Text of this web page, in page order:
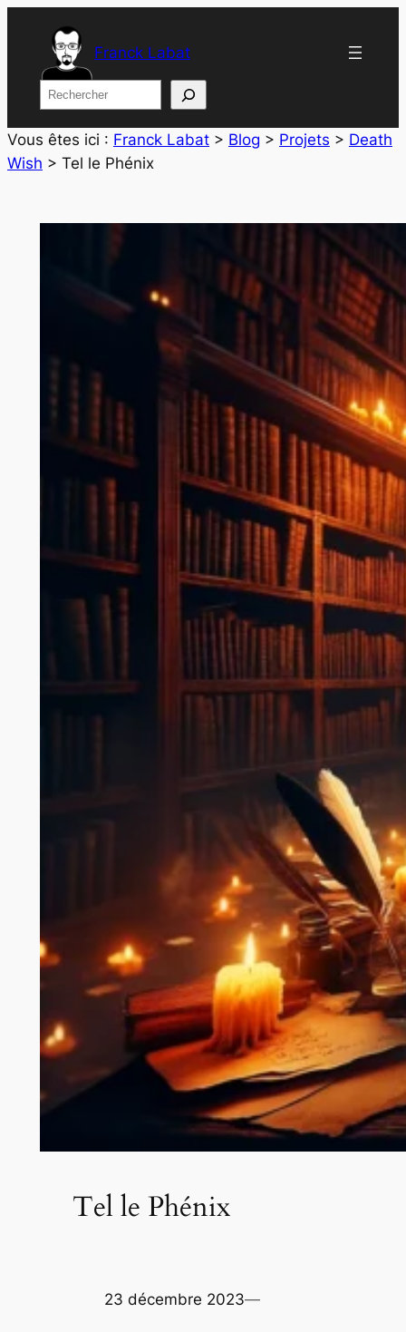
contenu
Franck Labat
Rechercher
Vous êtes ici : Franck Labat > Blog > Projets > Death
Wish > Tel le Phénix
Tel le Phénix
23 décembre 2023—